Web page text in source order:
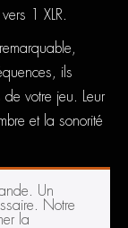
1 XLR.
ils
votre jeu. Leur
et la sonorité
Un
Notre
la